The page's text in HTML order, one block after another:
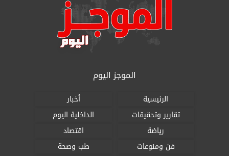
الموجز اليوم
الرئيسية
أخبار
تقارير وتحقيقات
الداخلية اليوم
رياضة
اقتصاد
فن ومنوعات
طب وصحة